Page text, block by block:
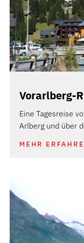
Vorarlberg-
Eine Tagesreise
Arlberg und über
MEHR